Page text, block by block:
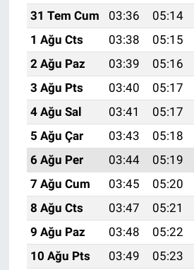
31 Tem Cum
03:36 05:14
1 Ağu Cts
03:38 05:15
2 Ağu Paz
03:39 05:16
3 Ağu Pts
03:40 05:17
4 Ağu Sal
03:41 05:17
5 Ağu Çar
03:43 05:18
6 Ağu Per
03:44 05:19
7 Ağu Cum
03:45 05:20
8 Ağu Cts
03:47 05:21
9 Ağu Paz
03:48 05:22
10 Ağu Pts
03:49 05:23